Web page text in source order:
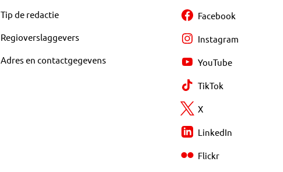
Tip de redactie
Regioverslaggevers
Adres en contactgegevens
Facebook
Instagram
YouTube
TikTok
X
LinkedIn
Flickr